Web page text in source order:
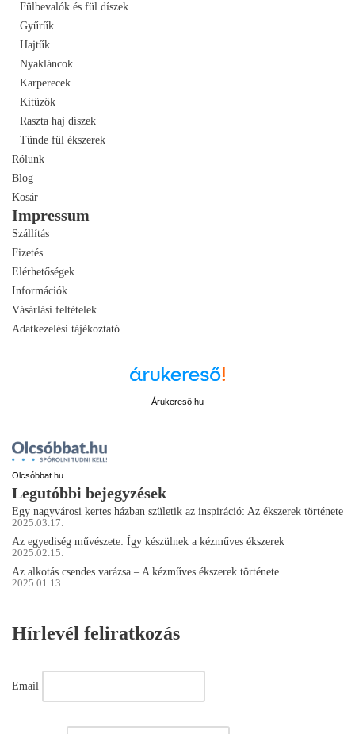
Fülbevalók és fül díszek
Gyűrűk
Hajtűk
Nyakláncok
Karperecek
Kitűzők
Raszta haj díszek
Tünde fül ékszerek
Rólunk
Blog
Kosár
Impressum
Szállítás
Fizetés
Elérhetőségek
Információk
Vásárlási feltételek
Adatkezelési tájékoztató
Árukereső.hu
Olcsóbbat.hu
Legutóbbi bejegyzések
Egy nagyvárosi kertes házban születik az inspiráció: Az ékszerek története
2025.03.17.
Az egyediség művészete: Így készülnek a kézműves ékszerek
2025.02.15.
Az alkotás csendes varázsa – A kézműves ékszerek története
2025.01.13.
Hírlevél feliratkozás
Email